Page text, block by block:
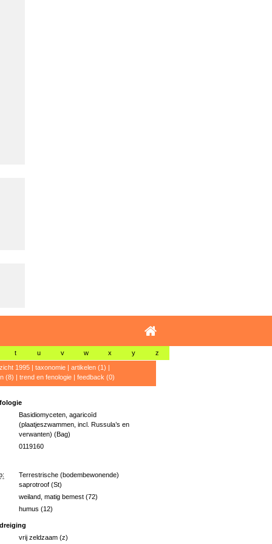
t u v w x y z
1995| taxonomie| artikelen (1) |
(8) | trend en fenologie| feedback (0)
Basidiomyceten, agaricoïd
(plaatjeszwammen, incl. Russula’s en
verwanten) (Bag)
0119160
Terrestrische (bodembewonende)
saprotroof (St)
weiland, matig bemest (72)
humus (12)
vrij zeldzaam (z)